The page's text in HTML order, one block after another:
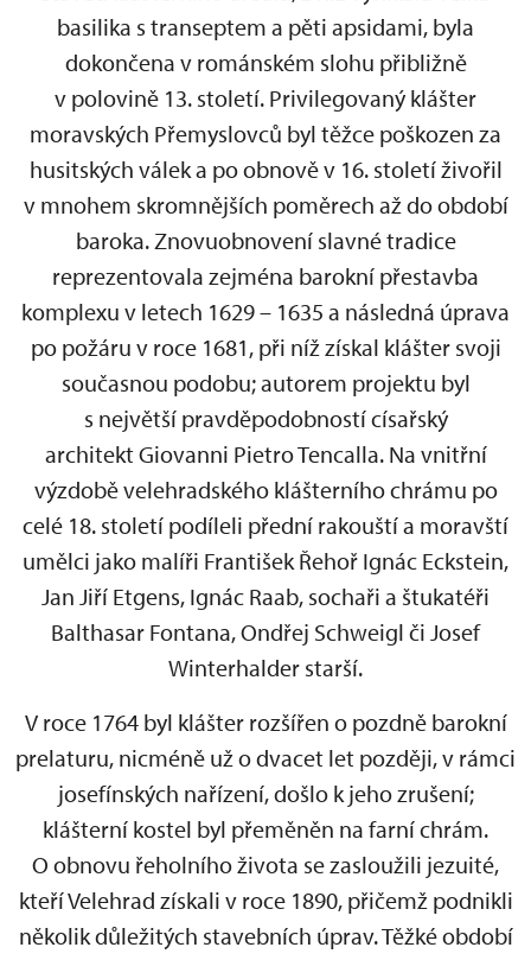
basilika s transeptem a pěti apsidami, byla
dokončena v románském slohu přibližně
v polovině 13. století. Privilegovaný klášter
moravských Přemyslovců byl těžce poškozen za
husitských válek a po obnově v 16. století živořil
v mnohem skromnějších poměrech až do období
baroka. Znovuobnovení slavné tradice
reprezentovala zejména barokní přestavba
komplexu v letech 1629 – 1635 a následná úprava
po požáru v roce 1681, při níž získal klášter svoji
současnou podobu; autorem projektu byl
s největší pravděpodobností císařský
architekt Giovanni Pietro Tencalla. Na vnitřní
výzdobě velehradského klášterního chrámu po
celé 18. století podíleli přední rakouští a moravští
umělci jako malíři František Řehoř Ignác Eckstein,
Jan Jiří Etgens, Ignác Raab, sochaři a štukatéři
Balthasar Fontana, Ondřej Schweigl či Josef
Winterhalder starší.
V roce 1764 byl klášter rozšířen o pozdně barokní
prelaturu, nicméně už o dvacet let později, v rámci
josefínských nařízení, došlo k jeho zrušení;
klášterní kostel byl přeměněn na farní chrám.
O obnovu řeholního života se zasloužili jezuité,
kteří Velehrad získali v roce 1890, přičemž podnikli
několik důležitých stavebních úprav. Těžké období